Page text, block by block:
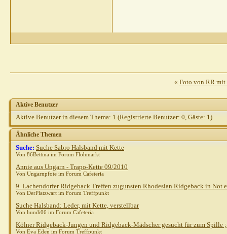
« Foto von RR mit
Aktive Benutzer
Aktive Benutzer in diesem Thema: 1 (Registrierte Benutzer: 0, Gäste: 1)
Ähnliche Themen
Suche: Suche Sabro Halsband mit Kette
Von 86Bettina im Forum Flohmarkt
Annie aus Ungarn - Trapo-Kette 09/2010
Von Ungarnpfote im Forum Cafeteria
9. Lachendorfer Ridgeback Treffen zugunsten Rhodesian Ridgeback in Not
Von DerPlatzwart im Forum Treffpunkt
Suche Halsband: Leder, mit Kette, verstellbar
Von hundi06 im Forum Cafeteria
Kölner Ridgeback-Jungen und Ridgeback-Mädscher gesucht für zum Spille
Von Eva Eden im Forum Treffpunkt